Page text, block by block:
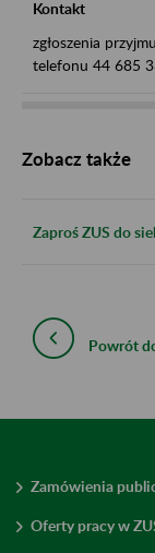
Kontakt
zgłoszenia
telefonu 44 685
Zobacz także
Zaproś ZUS do
Powrót
Zamówienia
Oferty pracy w